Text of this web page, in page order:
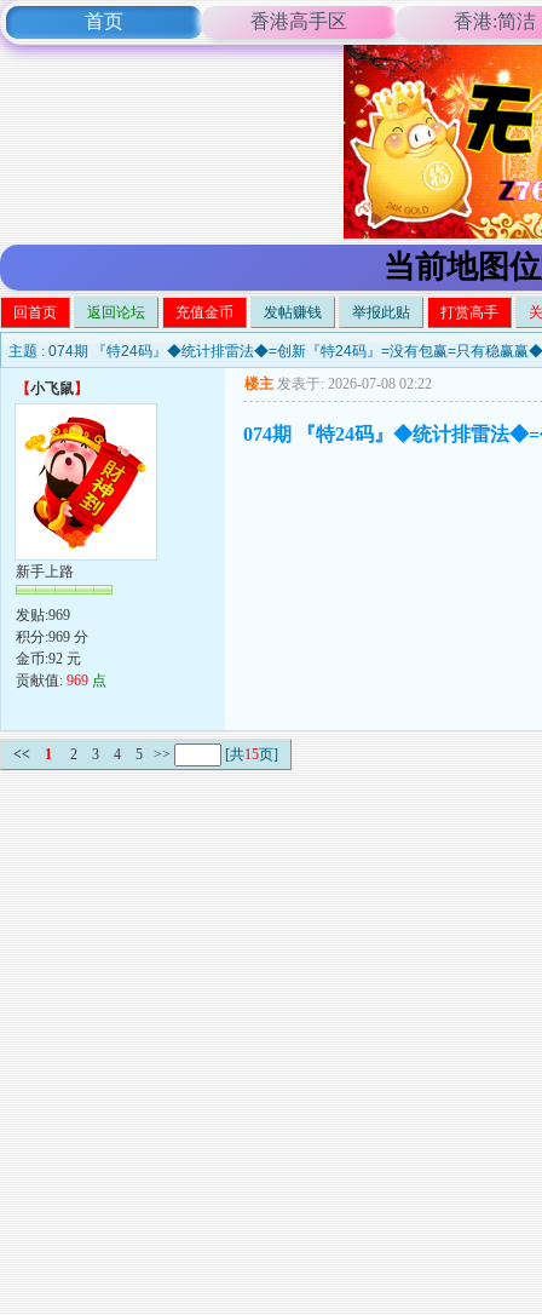
首页 香港高手区 香港:简洁
当前地图
回首页 返回论坛 充值金币 发帖赚钱 举报此贴 打赏高手
主题 : 074期 『特24码』◆统计排雷法◆=创新『特24码』=没有包赢=只有稳赢赢◆
【小飞鼠】
新手上路
发贴:969
积分:969 分
金币:92 元
贡献值: 969 点
楼主 发表于: 2026-07-08 02:22
074期 『特24码』◆统计排雷法
<< 1 2 3 4 5 >> [共15页]